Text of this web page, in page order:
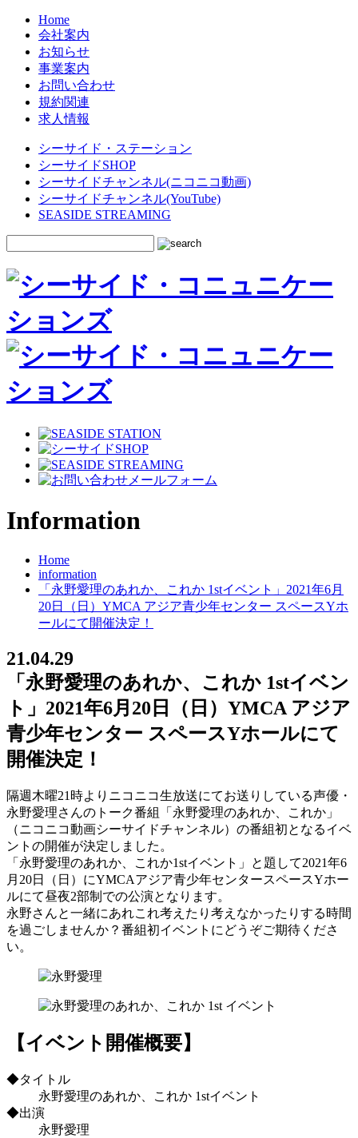
Home
会社案内
お知らせ
事業案内
お問い合わせ
規約関連
求人情報
シーサイド・ステーション
シーサイドSHOP
シーサイドチャンネル(ニコニコ動画)
シーサイドチャンネル(YouTube)
SEASIDE STREAMING
Information
Home
information
「永野愛理のあれか、これか 1stイベント」2021年6月
20日（日）YMCA アジア青少年センター スペースYホ
ールにて開催決定！
21.04.29
「永野愛理のあれか、これか 1stイベン
ト」2021年6月20日（日）YMCA アジア
青少年センター スペースYホールにて
開催決定！
隔週木曜21時よりニコニコ生放送にてお送りしている声優・
永野愛理さんのトーク番組「永野愛理のあれか、これか」
（ニコニコ動画シーサイドチャンネル）の番組初となるイベ
ントの開催が決定しました。
「永野愛理のあれか、これか1stイベント」と題して2021年6
月20日（日）にYMCAアジア青少年センタースペースYホー
ルにて昼夜2部制での公演となります。
永野さんと一緒にあれこれ考えたり考えなかったりする時間
を過ごしませんか？番組初イベントにどうぞご期待くださ
い。
【イベント開催概要】
◆タイトル
永野愛理のあれか、これか 1stイベント
◆出演
永野愛理